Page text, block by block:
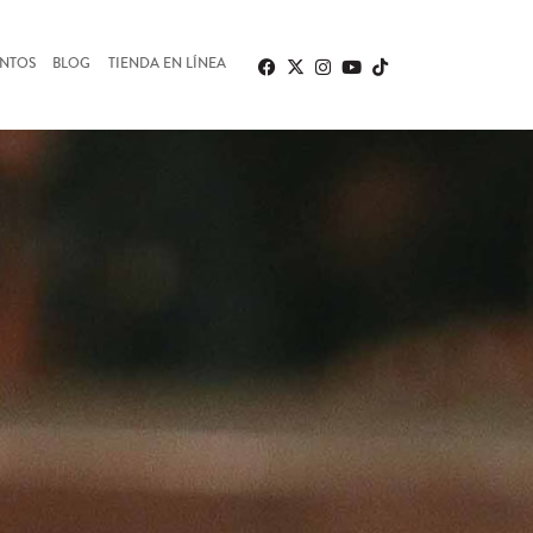
BLOG TIENDA EN LÍNEA